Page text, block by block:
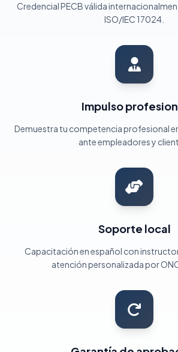
Credencial PECB válida
ISO/IEC 17024.
Impulso
Demuestra tu competencia profesional
ante empleadores y
Soporte local
Capacitación en español con
atención personalizada por